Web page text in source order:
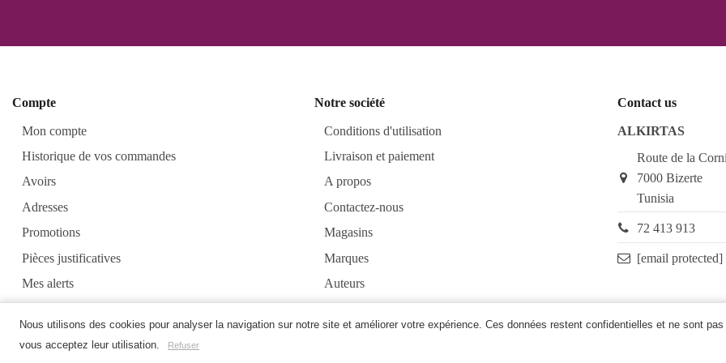
Nous utilisons des cookies pour analyser la navigation sur notre site et améliorer votre expérience. Ces données restent confidentielles et ne sont
vous acceptez leur utilisation.
Refuser
Compte
Mon compte
Historique de vos commandes
Avoirs
Adresses
Promotions
Pièces justificatives
Mes alerts
Notre société
Conditions d'utilisation
Livraison et paiement
A propos
Contactez-nous
Magasins
Marques
Auteurs
Contact us
ALKIRTAS
Route de la
7000 Bizerte
Tunisia
72 413 913
[email protected]